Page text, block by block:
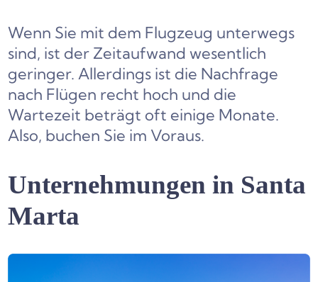
Wenn Sie mit dem Flugzeug unterwegs
sind, ist der Zeitaufwand wesentlich
geringer. Allerdings ist die Nachfrage
nach Flügen recht hoch und die
Wartezeit beträgt oft einige Monate.
Also, buchen Sie im Voraus.
Unternehmungen in Santa
Marta